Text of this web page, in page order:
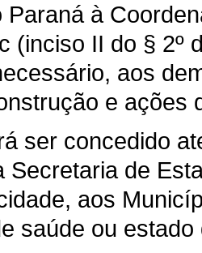
Paraná à
(inciso II do § 2º
aos
e ações
ser concedido
Secretaria de
aos
saúde ou